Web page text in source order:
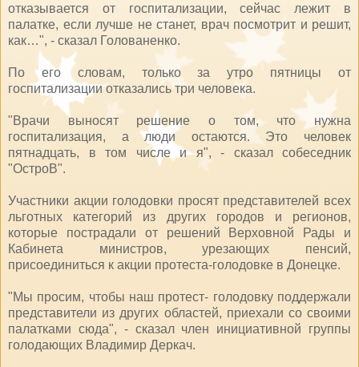
отказывается от госпитализации, сейчас лежит в
палатке, если лучше не станет, врач посмотрит и решит,
как…", - сказал Голованенко.
По его словам, только за утро пятницы от
госпитализации отказались три человека.
"Врачи выносят решение о том, что нужна
госпитализация, а люди остаются. Это человек
пятнадцать, в том числе и я", - сказал собеседник
"ОстроВ".
Участники акции голодовки просят представителей всех
льготных категорий из других городов и регионов,
которые пострадали от решений Верховной Рады и
Кабинета министров, урезающих пенсий,
присоединиться к акции протеста-голодовке в Донецке.
"Мы просим, чтобы наш протест- голодовку поддержали
представители из других областей, приехали со своими
палатками сюда", - сказал член инициативной группы
голодающих Владимир Деркач.